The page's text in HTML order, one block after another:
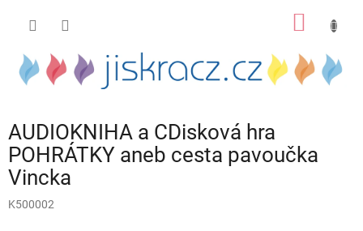
AUDIOKNIHA a CDisková hra
POHRÁTKY aneb cesta pavoučka
Vincka
K500002